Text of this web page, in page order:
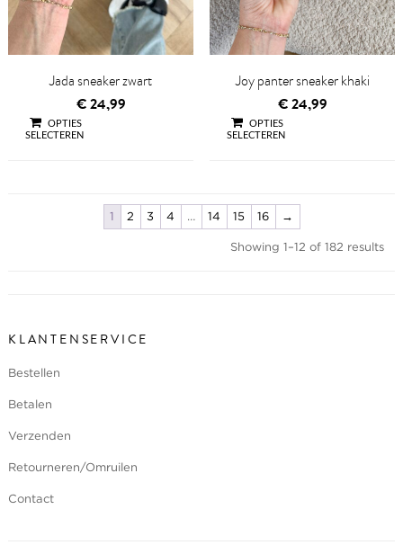
OPTIES
SELECTEREN
Jada sneaker zwart
€24,99
OPTIES
SELECTEREN
Joy panter sneaker khaki
€24,99
2 3 4 … 14 15 16 →
Showing 1–12 of 182 results
KLANTENSERVICE
Bestellen
Betalen
Verzenden
Retourneren/Omruilen
Contact